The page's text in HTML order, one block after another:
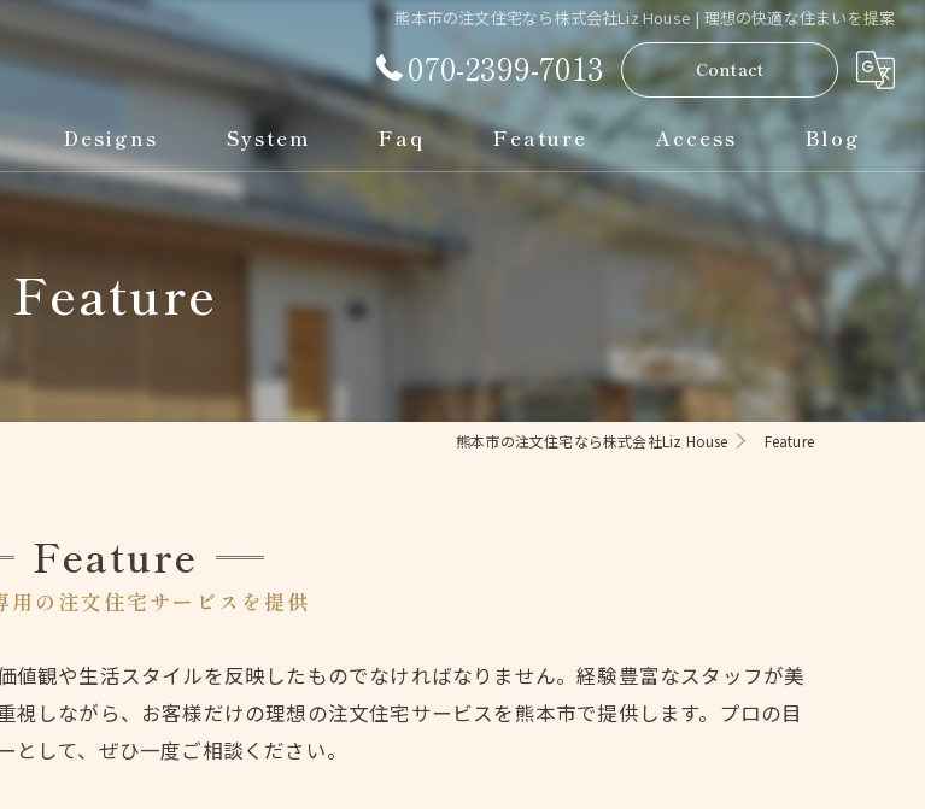
熊本市の注文住宅なら株式会社Liz House | 理想の快適な住まいを提案
070-2399-7013 Contact
Designs System Faq Feature
おしゃれ
デザイン
Access Blog
Feature
熊本市の注文住宅なら株式会社Liz House Feature
用の注文住宅サービスを提供
Feature
観や生活スタイルを反映したものでなければなりません。経験豊富なスタッフが美
しながら、お客様だけの理想の注文住宅サービスを熊本市で提供します。プロの目
して、ぜひ一度ご相談ください。